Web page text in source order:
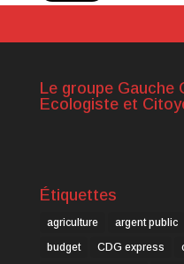
Le groupe Gauche
Ecologiste et
Étiquettes
agriculture argent public
budget
CDG express